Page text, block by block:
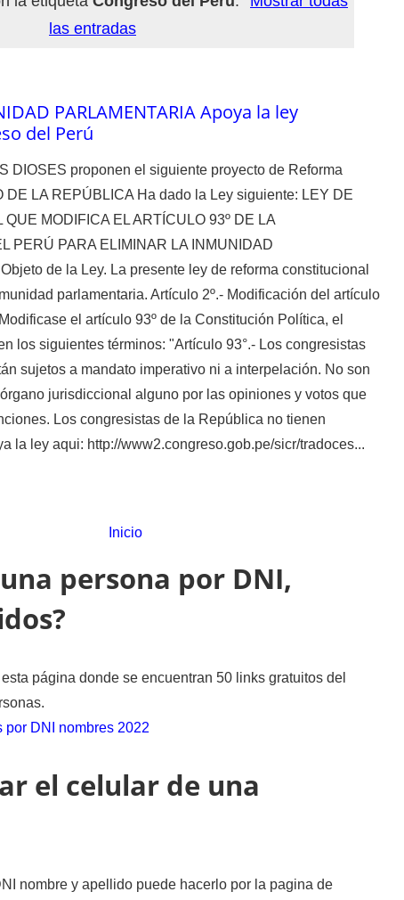
las entradas
PARLAMENTARIA Apoya la ley
del Perú
DIOSES proponen el siguiente proyecto de Reforma
DE LA REPÚBLICA Ha dado la Ley siguiente: LEY DE
MODIFICA EL ARTÍCULO 93º DE LA
PERÚ PARA ELIMINAR LA INMUNIDAD
de la Ley. La presente ley de reforma constitucional
parlamentaria. Artículo 2º.- Modificación del artículo
el artículo 93º de la Constitución Política, el
los siguientes términos: "Artículo 93°.- Los congresistas
sujetos a mandato imperativo ni a interpelación. No son
jurisdiccional alguno por las opiniones y votos que
Los congresistas de la República no tienen
la ley aqui: http://www2.congreso.gob.pe/sicr/tradoces...
Inicio
persona por DNI,
página donde se encuentran 50 links gratuitos del
por DNI nombres 2022
el celular de una
nombre y apellido puede hacerlo por la pagina de